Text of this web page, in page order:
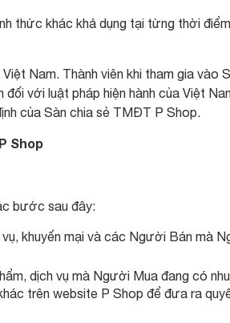
thức khác khả dụng tại từng thời điểm
Nam. Thành viên khi tham gia vào
với luật pháp hiện hành của Việt
của Sàn chia sẻ TMĐT P Shop.
Shop
bước sau đây:
khuyến mại và các Người Bán mà
dịch vụ mà Người Mua đang có
trên website P Shop để đưa ra